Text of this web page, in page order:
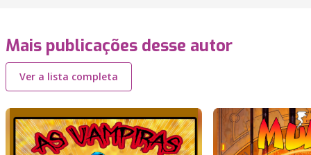
Mais publicações desse autor
Ver a lista completa